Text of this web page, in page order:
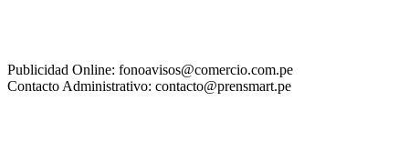
Publicidad Online: fonoavisos@comercio.com.pe
Contacto Administrativo: contacto@prensmart.pe